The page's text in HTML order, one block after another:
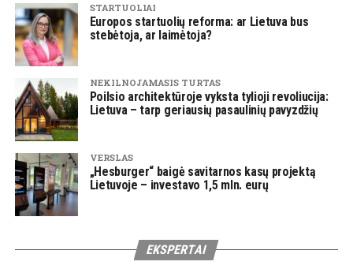
STARTUOLIAI
Europos startuolių reforma: ar Lietuva bus
stebėtoja, ar laimėtoja?
NEKILNOJAMASIS TURTAS
Poilsio architektūroje vyksta tylioji revoliucija:
Lietuva – tarp geriausių pasaulinių pavyzdžių
VERSLAS
„Hesburger“ baigė savitarnos kasų projektą
Lietuvoje – investavo 1,5 mln. eurų
EKSPERTAI